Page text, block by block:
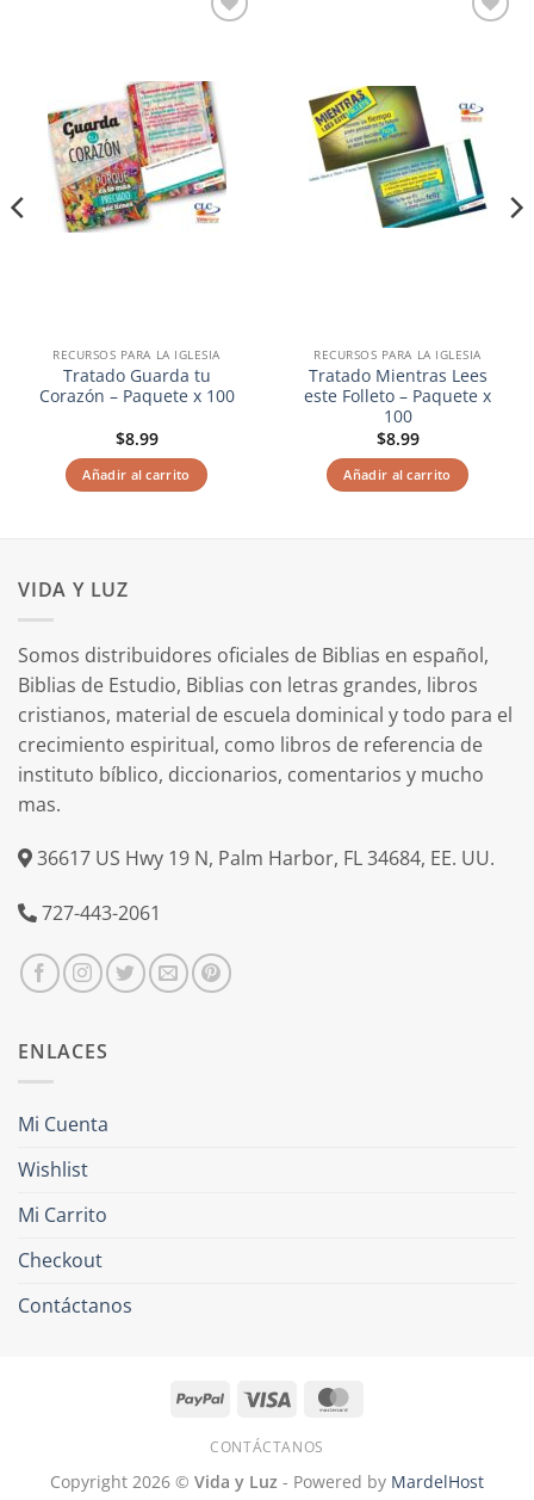
deseos
RECURSOS PARA LA IGLESIA
Tratado Guarda tu
Corazón – Paquete x 100
$8.99
Añadir al carrito
RECURSOS PARA LA IGLESIA
Tratado Mientras Lees
este Folleto – Paquete x
100
$8.99
Añadir al carrito
VIDA Y LUZ
Somos distribuidores oficiales de Biblias en español,
Biblias de Estudio, Biblias con letras grandes, libros
cristianos, material de escuela dominical y todo para el
crecimiento espiritual, como libros de referencia de
instituto bíblico, diccionarios, comentarios y mucho
mas.
36617 US Hwy 19 N, Palm Harbor, FL 34684, EE. UU.
727-443-2061
ENLACES
Mi Cuenta
Wishlist
Mi Carrito
Checkout
Contáctanos
PayPal Visa
CONTÁCTANOS
Copyright 2026 © Vida y Luz - Powered by MardelHost